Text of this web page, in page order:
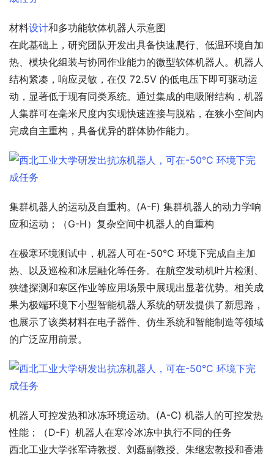
材料设计和多功能软体机器人示意图
在此基础上，研究团队开发出具备快速爬行、低温环境自加
热、模块化组装与协同作业能力的微型软体机器人。机器人
结构紧凑，响应灵敏，在仅 72.5V 的低电压下即可驱动运
动，显著低于现有同类系统。通过集成的电吸附结构，机器
人集群可在毫米尺度内实现快速连接与脱粘，在狭小空间内
完成自主重构，具备优异的群体协作能力。
集群机器人的运动及自重构。(A-F) 集群机器人的动力学响
应和运动；（G-H）复杂空间中机器人的自重构
在极寒环境测试中，机器人可在-50°C 环境下完成自主加
热、以及巡检和冰层融化等任务。在航空发动机叶片检测、
狭缝探测和寒区作业等应用场景中展现出显著优势。相关成
果为极端环境下小型智能机器人系统的研发提供了新思路，
也展示了该类材料在电子器件、仿生系统和智能制造等领域
的广泛应用前景。
机器人可控发热和冰冻环境运动。(A-C) 机器人的可控发热
性能；（D-F）机器人在寒冷冰冻中执行不同的任务
西北工业大学张军诗教授、刘磊副教授、朱继宏教授和香港